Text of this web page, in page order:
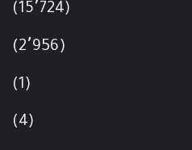
(15٬724)
(2٬956)
(1)
(4)